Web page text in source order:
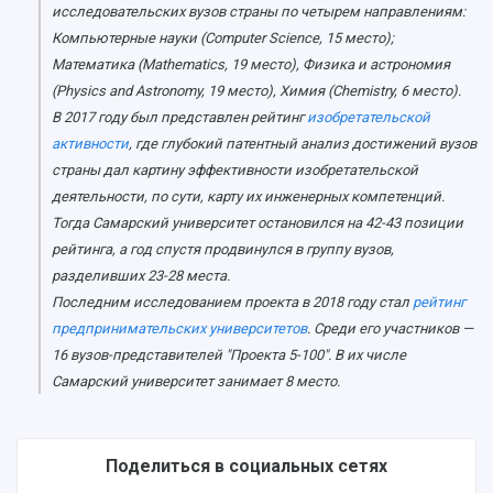
Центр истории авиационных двигателей
Ботанический сад
Умный дом бабочек
Международный межвузовский кампус
Сведения об образовательной организации
Официальные документы
исследовательских вузов страны по четырем направлениям:
Компьютерные науки (Computer Science, 15 место);
Математика (Mathematics, 19 место), Физика и астрономия
(Physics and Astronomy, 19 место), Химия (Chemistry, 6 место).
В 2017 году был представлен рейтингизобретательской
активности, где глубокий патентный анализ достижений вузов
страны дал картину эффективности изобретательской
деятельности, по сути, карту их инженерных компетенций.
Тогда Самарский университет остановился на 42-43 позиции
рейтинга, а год спустя продвинулся в группу вузов,
разделивших 23-28 места.
Последним исследованием проекта в 2018 году стал рейтинг
предпринимательских университетов. Среди его участников —
16 вузов-представителей "Проекта 5-100". В их числе
Самарский университет занимает 8 место.
Поделиться в социальных сетях